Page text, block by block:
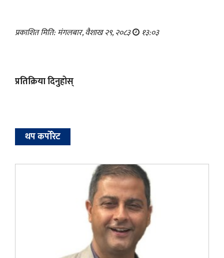
प्रकाशित मिति: मंगलबार, वैशाख २९, २०८३ १३:०३
प्रतिक्रिया दिनुहोस्
थप कर्पोरेट